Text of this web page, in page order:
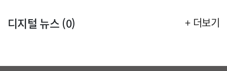
디지털 뉴스 (0) + 더보기